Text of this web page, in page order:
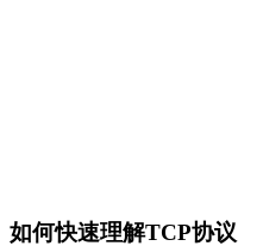
如何快速理解TCP协议